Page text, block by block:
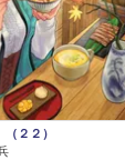
２２）